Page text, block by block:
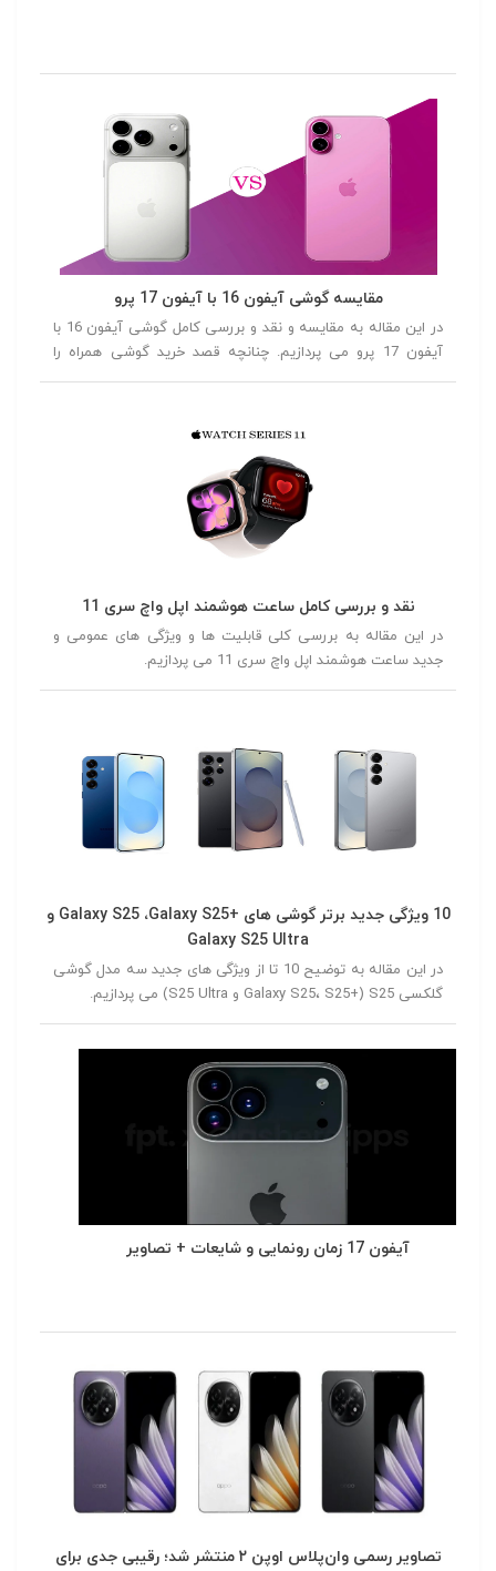
مقایسه گوشی آیفون 16 با آیفون 17 پرو
در این مقاله به مقایسه و نقد و بررسی کامل گوشی آیفون 16 با
آیفون 17 پرو می پردازیم. چنانچه قصد خرید گوشی همراه را
داشته باشید توصیه می کنیم در ادامه این مقاله همراه ما باشید.
نقد و بررسی کامل ساعت هوشمند اپل واچ سری 11
در این مقاله به بررسی کلی قابلیت ها و ویژگی های عمومی و
جدید ساعت هوشمند اپل واچ سری 11 می پردازیم.
10 ویژگی جدید برتر گوشی های +Galaxy S25 ،Galaxy S25 و
Galaxy S25 Ultra
در این مقاله به توضیح 10 تا از ویژگی های جدید سه مدل گوشی
گلکسی S25 (+Galaxy S25، S25 و S25 Ultra) می پردازیم.
آیفون 17 زمان رونمایی و شایعات + تصاویر
تصاویر رسمی وان‌پلاس اوپن ۲ منتشر شد؛ رقیبی جدی برای